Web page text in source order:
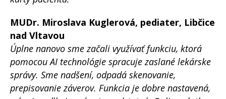
MUDr. Miroslava Kuglerová, pediater, Libčice
nad Vltavou
Úplne nanovo sme začali využívať funkciu, ktorá
pomocou AI technológie spracuje zaslané lekárske
správy. Sme nadšení, odpadá skenovanie,
prepisovanie záverov. Funkcia je dobre nastavená,